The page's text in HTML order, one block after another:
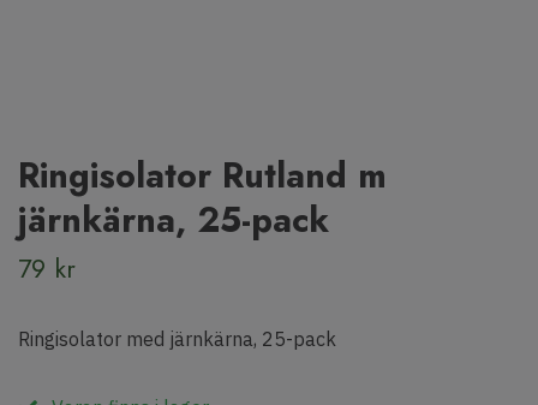
Ringisolator Rutland m
järnkärna, 25-pack
79 kr
Ringisolator med järnkärna, 25-pack